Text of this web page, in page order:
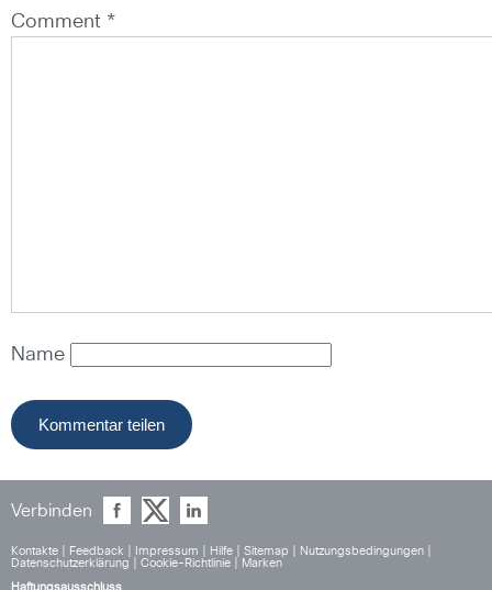
Comment *
Name
Verbinden
Kontakte Feedback Impressum Hilfe Sitemap Nutzungsbedingungen
Datenschutzerklärung
Cookie-Richtlinie
Marken